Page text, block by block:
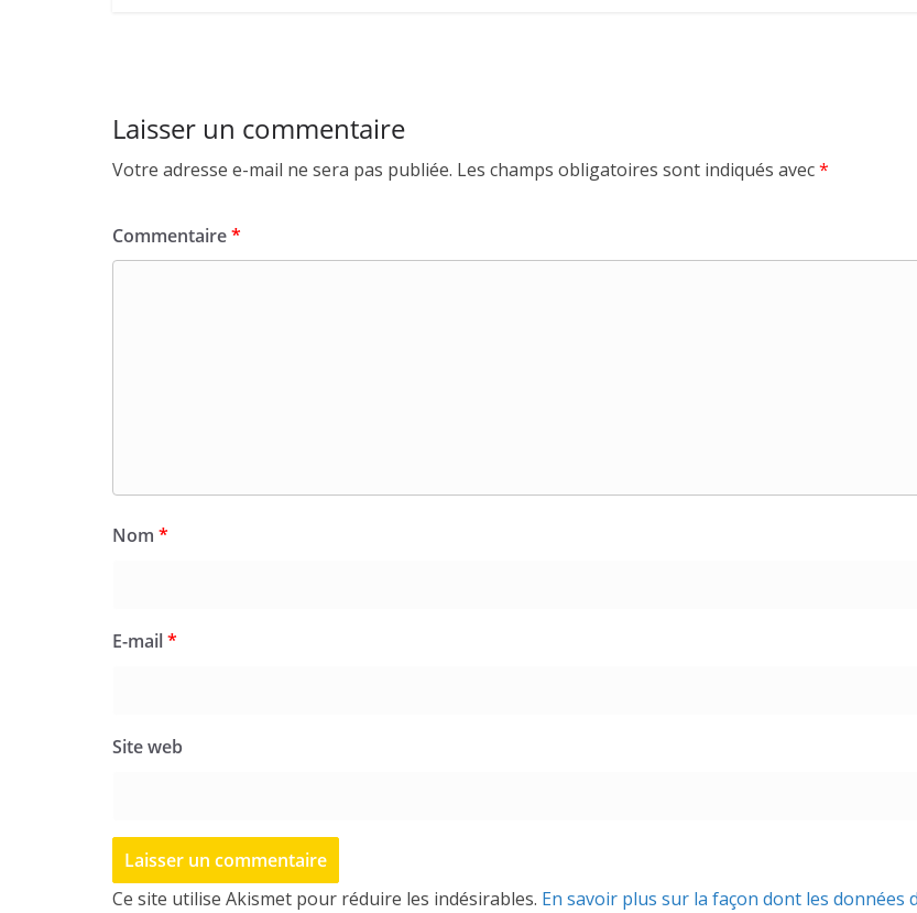
Laisser un commentaire
Votre adresse e-mail ne sera pas publiée. Les champs obligatoires sont indiqués avec*
Commentaire*
Nom *
E-mail*
Site web
Ce site utilise Akismet pour réduire les indésirables. En savoir plus sur la façon dont les données